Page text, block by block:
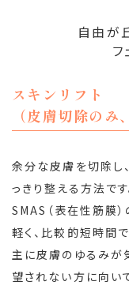
自由が
スキンリフト
（皮膚切除のみ
余分な皮膚を切除し
っきり整える方法です
SMAS（表在性筋膜
軽く、比較的短時間
主に皮膚のゆるみが
望されない方に向い